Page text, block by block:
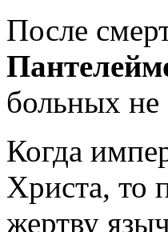
После
больных не
Когда
Христа, то
жертву